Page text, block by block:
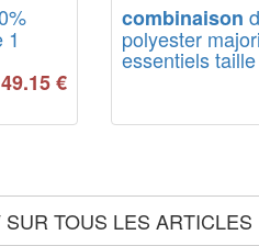
1
49.15€
combinaison
polyester
essentiels
TOUS LES ARTICLES